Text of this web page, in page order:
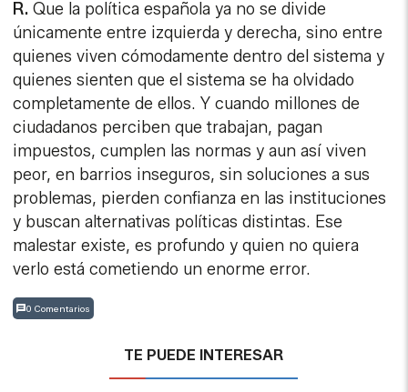
R.Que la política española ya no se divide
únicamente entre izquierda y derecha, sino entre
quienes viven cómodamente dentro del sistema y
quienes sienten que el sistema se ha olvidado
completamente de ellos. Y cuando millones de
ciudadanos perciben que trabajan, pagan
impuestos, cumplen las normas y aun así viven
peor, en barrios inseguros, sin soluciones a sus
problemas, pierden confianza en las instituciones
y buscan alternativas políticas distintas. Ese
malestar existe, es profundo y quien no quiera
verlo está cometiendo un enorme error.
0 Comentarios
TE PUEDE INTERESAR